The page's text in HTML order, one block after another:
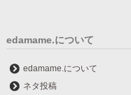
edamame.について
edamame.について
ネタ投稿